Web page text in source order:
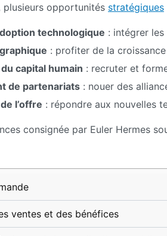
plusieurs opportunités stratégiques
technologique : intégrer
: profiter de la
capital humain : recruter et
de partenariats : nouer des
l’offre : répondre aux nouvelles
consignée par Euler Hermes
ventes et des bénéfices